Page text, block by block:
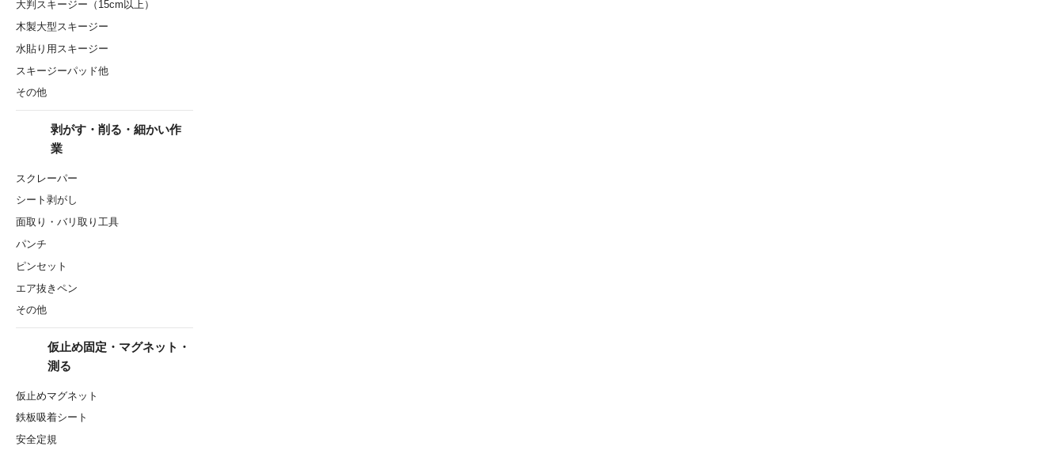
大判スキージー（15cm以上）
木製大型スキージー
水貼り用スキージー
スキージーパッド他
その他
剥がす・削る・細かい作
業
スクレーパー
シート剥がし
面取り・バリ取り工具
パンチ
ピンセット
エア抜きペン
その他
仮止め固定・マグネット・
測る
仮止めマグネット
鉄板吸着シート
安全定規